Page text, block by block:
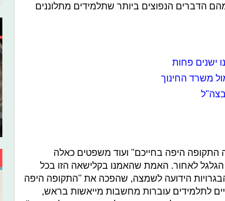
הדברים הנפוצים ביותר שתלמידים מתלוננים
ישנים פחות
משרד החינוך
התקופה היפה בחייכם'' ועוד משפטים כאלה
לאחור. האמת שהאמנו בקלישאה הזו בכל
הבגרויות הידועה לשמצה, שהפכה את ''התקופה היפה
לתלמידים עוברות מחשבות מייאשות בראש,